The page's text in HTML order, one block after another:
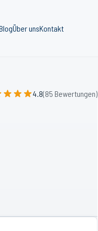
Über unsKontakt
4.8(85 Bewertungen)